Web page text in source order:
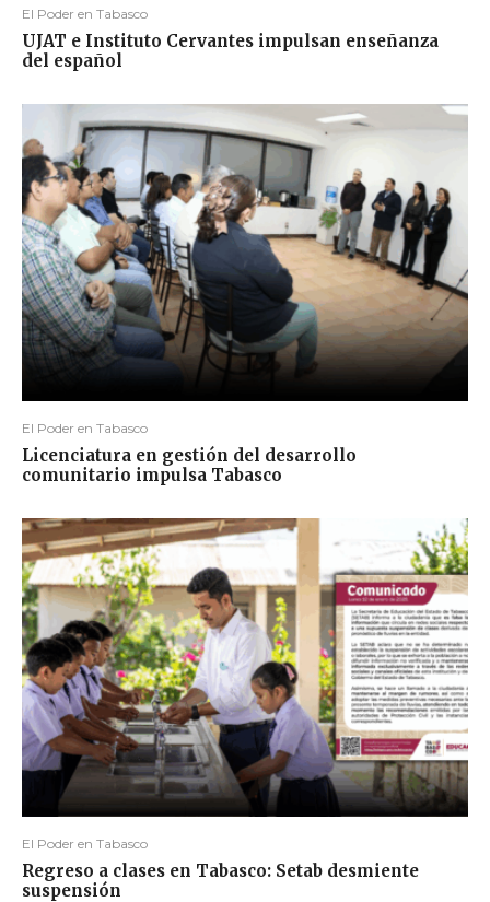
El Poder en Tabasco
UJAT e Instituto Cervantes impulsan enseñanza
del español
El Poder en Tabasco
Licenciatura en gestión del desarrollo
comunitario impulsa Tabasco
El Poder en Tabasco
Regreso a clases en Tabasco: Setab desmiente
suspensión